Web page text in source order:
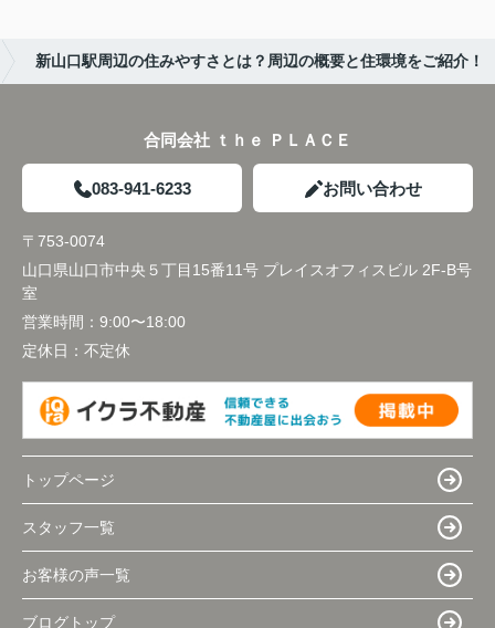
新山口駅周辺の住みやすさとは？周辺の概要と住環境をご紹介！
合同会社 ｔｈｅ ＰＬＡＣＥ
083-941-6233 お問い合わせ
〒753-0074
山口県山口市中央５丁目15番11号 プレイスオフィスビル 2F-B号
室
営業時間： 9:00〜18:00
定休日： 不定休
トップページ
スタッフ一覧
お客様の声一覧
ブログトップ